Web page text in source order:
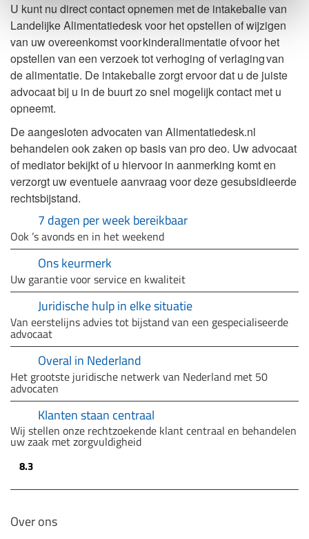
U kunt nu direct contact opnemen met de intakebalie van
Landelijke Alimentatiedesk voor het opstellen of wijzigen
van uw overeenkomst voor kinderalimentatie of voor het
opstellen van een verzoek tot verhoging of verlaging van
de alimentatie. De intakebalie zorgt ervoor dat u de juiste
advocaat bij u in de buurt zo snel mogelijk contact met u
opneemt.
De aangesloten advocaten van Alimentatiedesk.nl
behandelen ook zaken op basis van pro deo. Uw advocaat
of mediator bekijkt of u hiervoor in aanmerking komt en
verzorgt uw eventuele aanvraag voor deze gesubsidieerde
rechtsbijstand.
7 dagen per week bereikbaar
Ook ’s avonds en in het weekend
Ons keurmerk
Uw garantie voor service en kwaliteit
Juridische hulp in elke situatie
Van eerstelijns advies tot bijstand van een gespecialiseerde
advocaat
Overal in Nederland
Het grootste juridische netwerk van Nederland met 50
advocaten
Klanten staan centraal
Wij stellen onze rechtzoekende klant centraal en behandelen
uw zaak met zorgvuldigheid
8.3
Over ons